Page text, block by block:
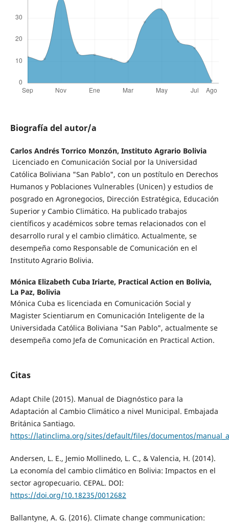
Biografía del autor/a
Carlos Andrés Torrico Monzón, Instituto Agrario Bolivia
Licenciado en Comunicación Social por la Universidad
Católica Boliviana "San Pablo", con un postítulo en Derechos
Humanos y Poblaciones Vulnerables (Unicen) y estudios de
posgrado en Agronegocios, Dirección Estratégica, Educación
Superior y Cambio Climático. Ha publicado trabajos
científicos y académicos sobre temas relacionados con el
desarrollo rural y el cambio climático. Actualmente, se
desempeña como Responsable de Comunicación en el
Instituto Agrario Bolivia.
Mónica Elizabeth Cuba Iriarte, Practical Action en Bolivia,
La Paz, Bolivia
Mónica Cuba es licenciada en Comunicación Social y
Magister Scientiarum en Comunicación Inteligente de la
Universidada Católica Boliviana "San Pablo", actualmente se
desempeña como Jefa de Comunicación en Practical Action.
Citas
Adapt Chile (2015). Manual de Diagnóstico para la
Adaptación al Cambio Climático a nivel Municipal. Embajada
Británica Santiago.
https://latinclima.org/sites/default/files/documentos/
Andersen, L. E., Jemio Mollinedo, L. C., & Valencia, H. (2014).
La economía del cambio climático en Bolivia: Impactos en el
sector agropecuario. CEPAL. DOI:
https://doi.org/10.18235/0012682
Ballantyne, A. G. (2016). Climate change communication: